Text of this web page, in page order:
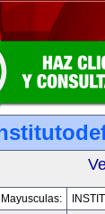
Mayusculas: